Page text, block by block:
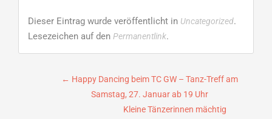
Dieser Eintrag wurde veröffentlicht in Uncategorized.
Lesezeichen auf den Permanentlink.
Beitragsnavigation
← Happy Dancing beim TC GW – Tanz-Treff am
Samstag, 27. Januar ab 19 Uhr
Kleine Tänzerinnen mächtig